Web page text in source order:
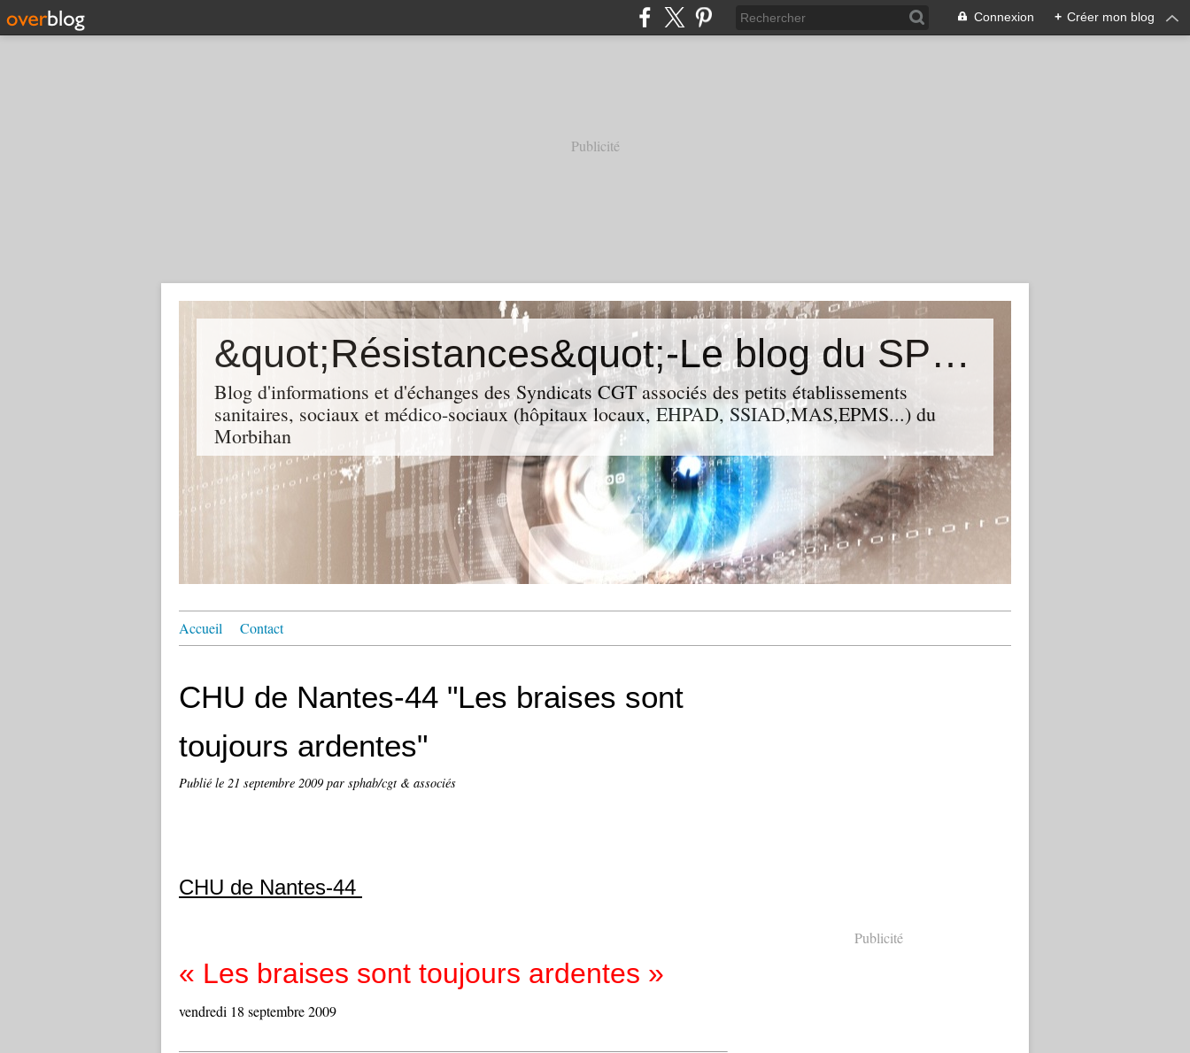
Connexion + Créer mon blog
Publicité
&quot;Résistances&quot;-Le blog du SPHAB/CGT (56-Guémené-sur-Scorff) et des Syndicats CGT associés des petits établissements sanitaires, sociaux et médico-sociaux du Morbihan qui résistent à la casse
Blog d'informations et d'échanges des Syndicats CGT associés des petits établissements
sanitaires, sociaux et médico-sociaux (hôpitaux locaux, EHPAD, SSIAD,MAS,EPMS...) du
Morbihan
Accueil Contact
CHU de Nantes-44 "Les braises sont
toujours ardentes"
Publié le 21 septembre 2009 par sphab/cgt & associés
CHU de Nantes-44
« Les braises sont toujours ardentes »
vendredi 18 septembre 2009
Publicité